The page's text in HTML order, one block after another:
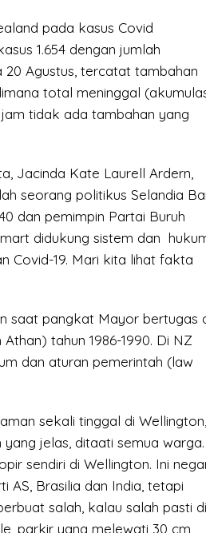
pada kasus Covid
1.654 dengan jumlah
20 Agustus, tercatat tambahan
total meninggal
tidak ada tambahan yang
Jacinda Kate Laurell Ardern,
seorang politikus Selandia
dan pemimpin Partai Buruh
didukung sistem dan
Covid-19. Mari kita lihat fakta
saat pangkat Mayor bertugas
tahun 1986-1990. Di NZ
dan aturan pemerintah (law
sekali tinggal di Wellington,
jelas, ditaati semua warga.
sendiri di Wellington. Ini
AS, Brasilia dan India, tetapi
salah, kalau salah pasti di
parkir yang melewati 30 cm